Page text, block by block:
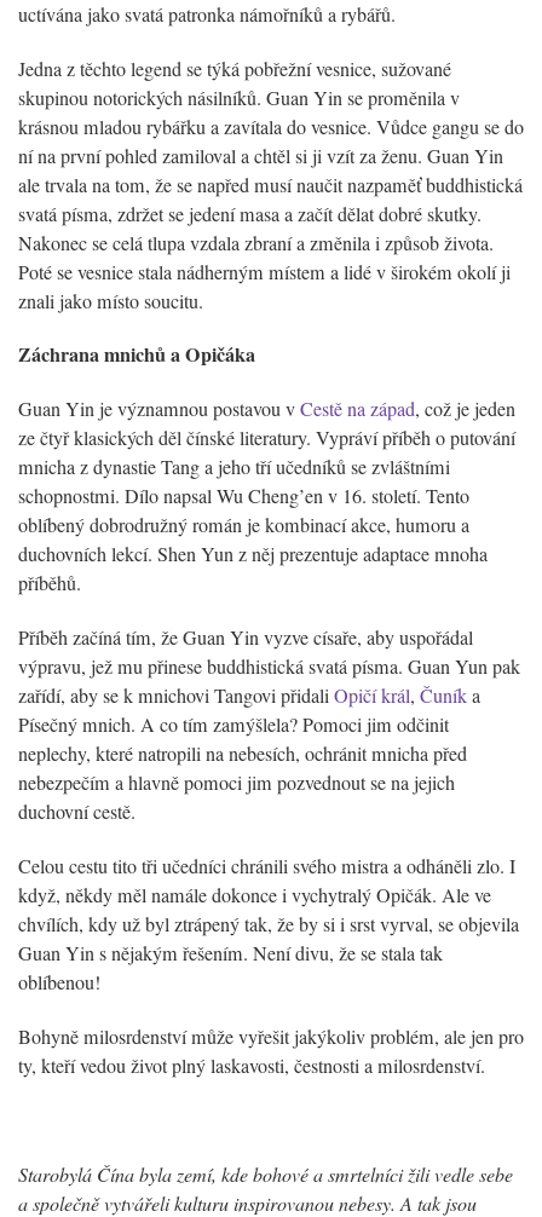
uctívána jako svatá patronka námořníků a rybářů.
Jedna z těchto legend se týká pobřežní vesnice, sužované
skupinou notorických násilníků. Guan Yin se proměnila v
krásnou mladou rybářku a zavítala do vesnice. Vůdce gangu se do
ní na první pohled zamiloval a chtěl si ji vzít za ženu. Guan Yin
ale trvala na tom, že se napřed musí naučit nazpaměť buddhistická
svatá písma, zdržet se jedení masa a začít dělat dobré skutky.
Nakonec se celá tlupa vzdala zbraní a změnila i způsob života.
Poté se vesnice stala nádherným místem a lidé v širokém okolí ji
znali jako místo soucitu.
Záchrana mnichů a Opičáka
Guan Yin je významnou postavou vCestě na západ, což je jeden
ze čtyř klasických děl čínské literatury. Vypráví příběh o putování
mnicha z dynastie Tang a jeho tří učedníků se zvláštními
schopnostmi. Dílo napsal Wu Cheng’en v 16. století. Tento
oblíbený dobrodružný román je kombinací akce, humoru a
duchovních lekcí. Shen Yun z něj prezentuje adaptace mnoha
příběhů.
Příběh začíná tím, že Guan Yin vyzve císaře, aby uspořádal
výpravu, jež mu přinese buddhistická svatá písma. Guan Yun pak
zařídí, aby se k mnichovi Tangovi přidaliOpičí král, Čuníka
Písečný mnich. A co tím zamýšlela? Pomoci jim odčinit
neplechy, které natropili na nebesích, ochránit mnicha před
nebezpečím a hlavně pomoci jim pozvednout se na jejich
duchovní cestě.
Celou cestu tito tři učedníci chránili svého mistra a odháněli zlo. I
když, někdy měl namále dokonce i vychytralý Opičák. Ale ve
chvílích, kdy už byl ztrápený tak, že by si i srst vyrval, se objevila
Guan Yin s nějakým řešením. Není divu, že se stala tak
oblíbenou!
Bohyně milosrdenství může vyřešit jakýkoliv problém, ale jen pro
ty, kteří vedou život plný laskavosti, čestnosti a milosrdenství.
Starobylá Čína byla zemí, kde bohové a smrtelníci žili vedle sebe
a společně vytvářeli kulturu inspirovanou nebesy. A tak jsou